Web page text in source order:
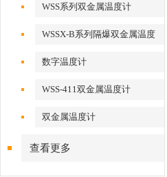
WSS系列双金属温度计
WSSX-B系列隔爆双金属温度
数字温度计
WSS-411双金属温度计
双金属温度计
查看更多